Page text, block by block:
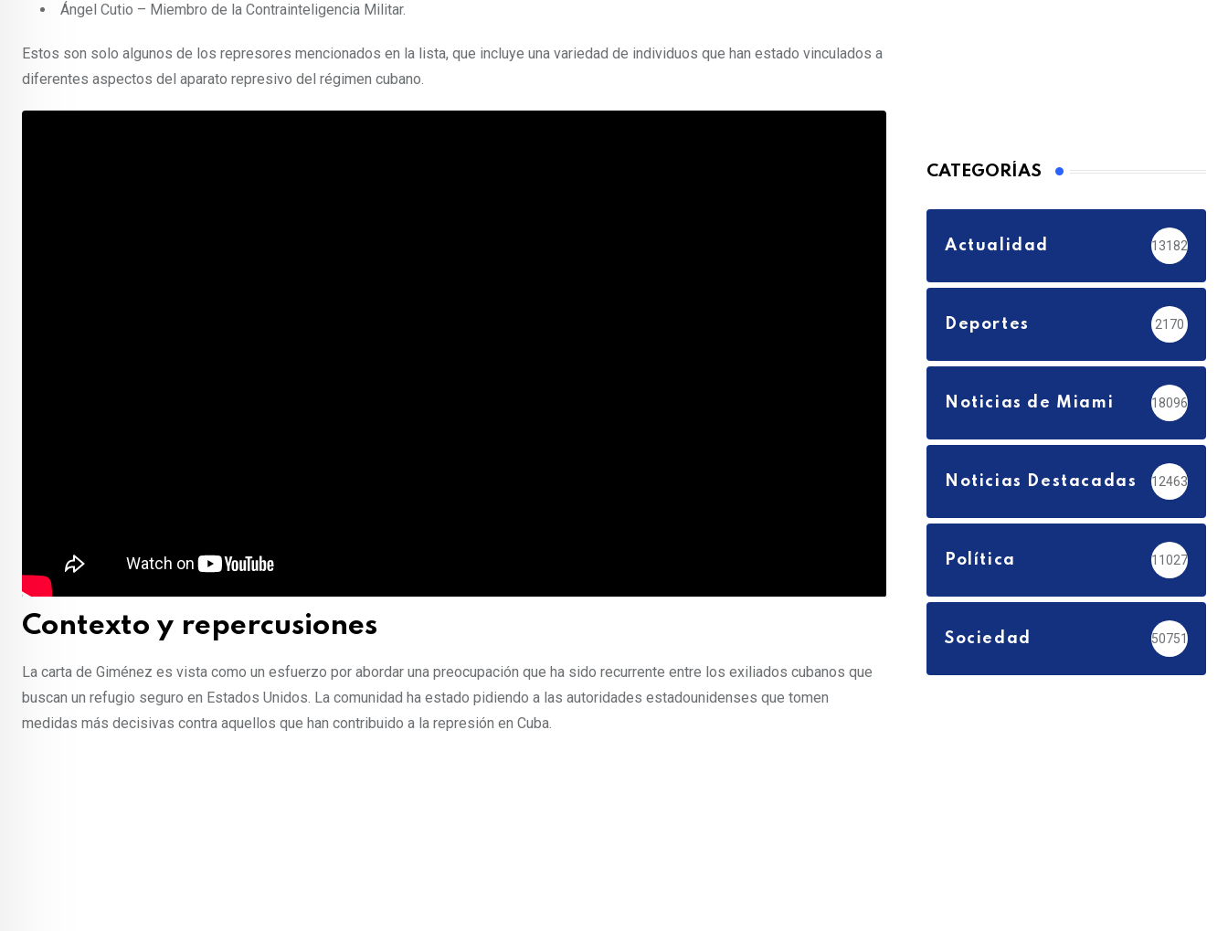
Ángel Cutio – Miembro de la Contrainteligencia Militar.
Estos son solo algunos de los represores mencionados en la lista, que incluye una variedad de individuos que han estado vinculados a
diferentes aspectos del aparato represivo del régimen cubano.
Contexto y repercusiones
La carta de Giménez es vista como un esfuerzo por abordar una preocupación que ha sido recurrente entre los exiliados cubanos que
buscan un refugio seguro en Estados Unidos. La comunidad ha estado pidiendo a las autoridades estadounidenses que tomen
medidas más decisivas contra aquellos que han contribuido a la represión en Cuba.
CATEGORÍAS
Actualidad 13182
Deportes 2170
Noticias de Miami 18096
Noticias Destacadas 12463
Política 11027
Sociedad 50751